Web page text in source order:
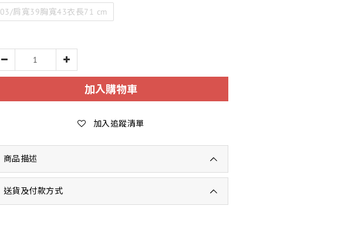
03/肩寬39胸寬43衣長71 cm
加入購物車
加入追蹤清單
商品描述
送貨及付款方式